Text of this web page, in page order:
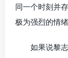
同一个时刻并
极为强烈的情绪
如果说黎